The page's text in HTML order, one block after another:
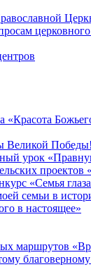
«Красота
Великой
урок
«Семья
семьи в
в настоящее»
маршрутов